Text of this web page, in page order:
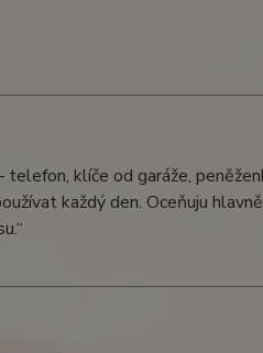
klíče od garáže,
každý den. Oceňuju